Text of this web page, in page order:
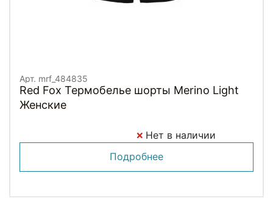
Арт. mrf_484835
Red Fox Термобелье шорты Merino Light
Женские
Нет в наличии
Подробнее